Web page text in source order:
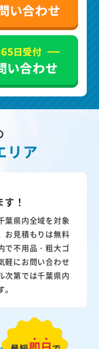
リア
！
葉県内全域を対象
お見積もりは無料
で不用品・粗大ゴ
軽にお問い合わせ
次第では千葉県内